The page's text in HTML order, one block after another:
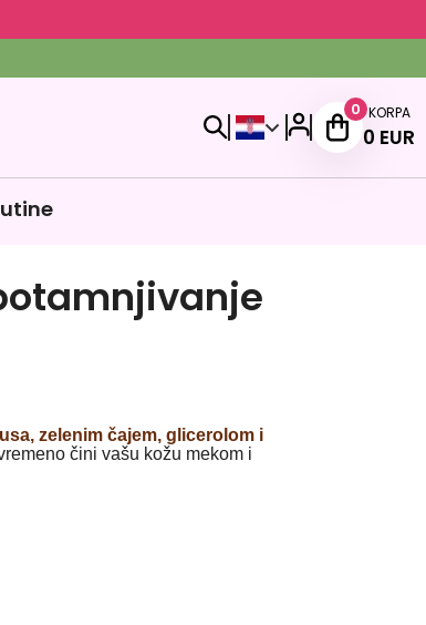
0 KORPA
0 EUR
zelenim čajem, glicerolom i
čini vašu kožu mekom i